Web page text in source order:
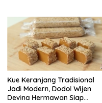
Kue Keranjang Tradisional
Jadi Modern, Dodol Wijen
Devina Hermawan Siap